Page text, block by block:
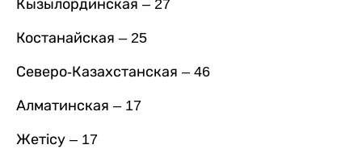
Кызылординская – 27
Костанайская – 25
Северо-Казахстанская – 46
Алматинская – 17
Жетісу – 17